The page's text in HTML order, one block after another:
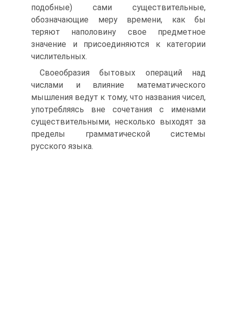
подобные) сами существительные,
обозначающие меру времени, как бы
теряют наполовину свое предметное
значение и присоединяются к категории
числительных.
Своеобразия бытовых операций над
числами и влияние математического
мышления ведут к тому, что названия чисел,
употребляясь вне сочетания с именами
существительными, несколько выходят за
пределы грамматической системы
русского языка.